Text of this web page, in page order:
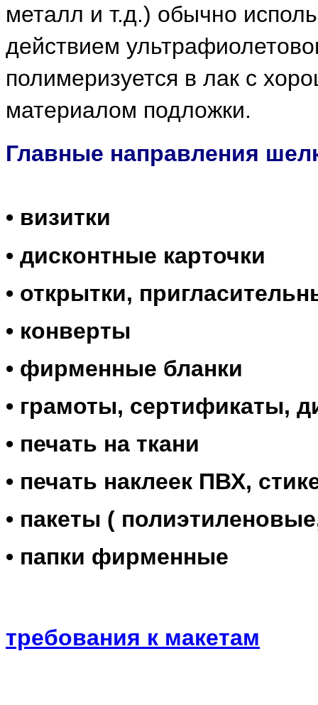
металл и т.д.) обычно
действием
полимеризуется в лак с
материалом подложки.
Главные направления
• визитки
• дисконтные карточки
• открытки,
• конверты
• фирменные бланки
• грамоты, сертификаты,
• печать на ткани
• печать наклеек ПВХ,
• пакеты (
• папки фирменные
требования к макетам